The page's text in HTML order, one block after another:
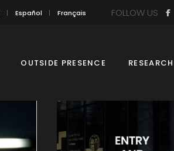
Español Français FOLLOW US
OUTSIDE PRESENCE RESEARCH